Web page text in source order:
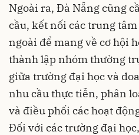
Ngoài ra, Đà Nẵng cũng
cầu, kết nối các trung
ngoài để mang về cơ hội
thành lập nhóm thường
giữa trường đại học và
nhu cầu thực tiễn, phân
và điều phối các hoạt
Đối với các trường đại